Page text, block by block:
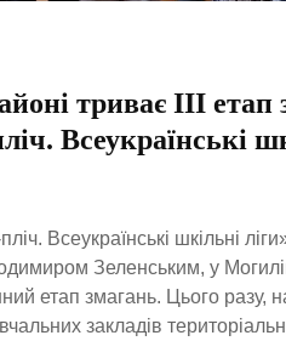
триває III етап
Всеукраїнські
Всеукраїнські шкільні
Зеленським, у
етап змагань. Цього разу,
закладів